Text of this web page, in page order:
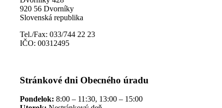
920 56 Dvorníky
Slovenská republika
Tel./Fax: 033/744 22 23
IČO: 00312495
Stránkové dni Obecného úradu
Pondelok: 8:00 – 11:30, 13:00 – 15:00